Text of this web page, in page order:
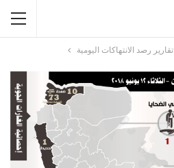
تقارير رصد الانتهاكات اليومية